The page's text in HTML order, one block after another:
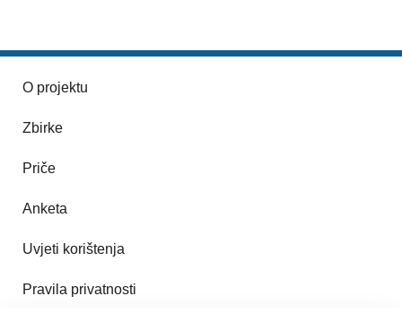
O projektu
Zbirke
Priče
Anketa
Uvjeti korištenja
Pravila privatnosti